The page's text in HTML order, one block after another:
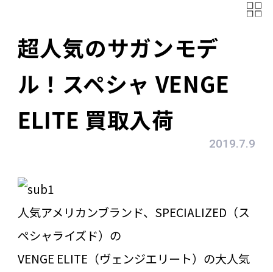
超人気のサガンモデ
ル！スペシャ VENGE
ELITE 買取入荷
2019.7.9
人気アメリカンブランド、SPECIALIZED（ス
ペシャライズド）の
VENGE ELITE（ヴェンジエリート）の大人気